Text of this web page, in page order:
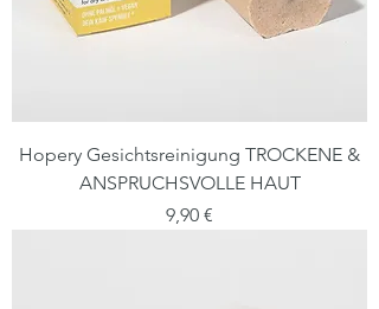
Hopery Gesichtsreinigung TROCKENE &
ANSPRUCHSVOLLE HAUT
Preis
9,90 €